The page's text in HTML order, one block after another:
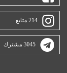
214 متابع
3045 مشترك